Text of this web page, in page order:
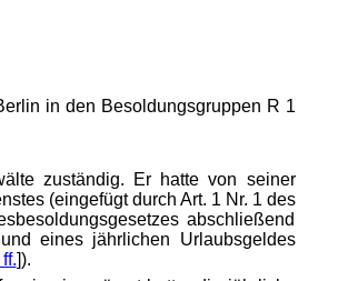
in den Besoldungsgruppen R 1
zuständig. Er hatte von seiner
(eingefügt durch Art. 1 Nr. 1 des
abschließend
eines jährlichen Urlaubsgeldes
]).